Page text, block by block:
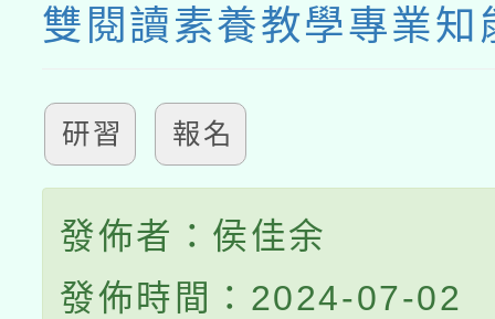
雙閱讀素養教學專業知
研習 報名
發佈者：侯佳余
發佈時間：2024-07-02